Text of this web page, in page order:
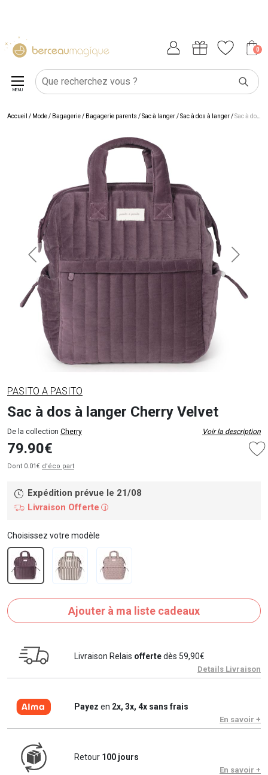
0
MENU
Accueil / Mode / Bagagerie/ Bagagerie parents /Sac à langer/Sac à dos à langer/Sac à dos à langer Cherry Velvet
PASITO A PASITO
Sac à dos à langer Cherry Velvet
De la collection Cherry Voir la description
79.90€
Dont 0.01€ d’éco part
Expédition prévue le 21/08
Livraison Offerte
i
Choisissez votre modèle
Ajouter à ma liste cadeaux
Livraison Relais offertedès 59,90€
Details Livraison
Payez en 2x, 3x, 4x sans frais
En savoir +
Retour 100 jours
En savoir +